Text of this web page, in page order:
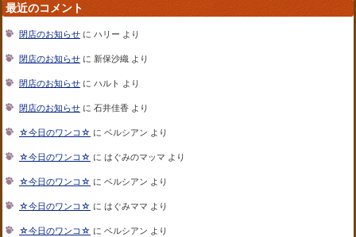
最近のコメント
閉店のお知らせ に ハリー より
閉店のお知らせ に 新保沙織 より
閉店のお知らせ に ハルト より
閉店のお知らせ に 石井佳香 より
☆今日のワンコ☆ に ベルシアン より
☆今日のワンコ☆ に はぐみのマッマ より
☆今日のワンコ☆ に ベルシアン より
☆今日のワンコ☆ に はぐみママ より
☆今日のワンコ☆ に ベルシアン より